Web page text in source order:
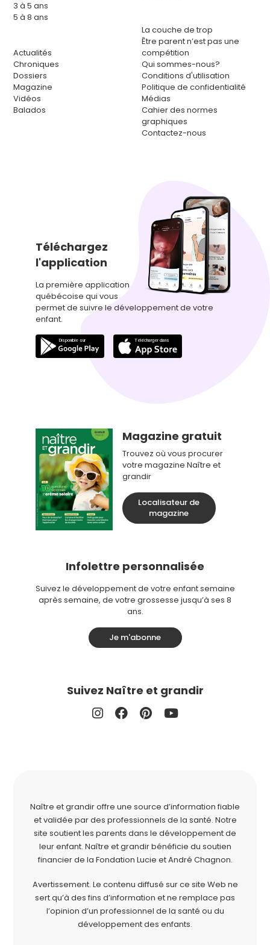
3 à 5 ans
5 à 8 ans
Actualités
Chroniques
Dossiers
Magazine
Vidéos
Balados
La couche de trop
Être parent n’est pas une
compétition
Qui sommes-nous?
Conditions d'utilisation
Politique de confidentialité
Médias
Cahier des normes
graphiques
Contactez-nous
Téléchargez
l'application
La première application
québécoise qui vous
permet de suivre le développement de votre
enfant.
Magazine gratuit
Trouvez où vous procurer
votre magazine Naître et
grandir
Localisateur de
magazine
Infolettre personnalisée
Suivez le développement de votre enfant semaine
après semaine, de votre grossesse jusqu’à ses 8
ans.
Je m'abonne
Suivez Naître et grandir
Naître et grandir offre une source d’information fiable
et validée par des professionnels de la santé. Notre
site soutient les parents dans le développement de
leur enfant. Naître et grandir bénéficie du soutien
financier de la Fondation Lucie et André Chagnon.
Avertissement. Le contenu diffusé sur ce site Web ne
sert qu’à des fins d’information et ne remplace pas
l’opinion d’un professionnel de la santé ou du
développement des enfants.